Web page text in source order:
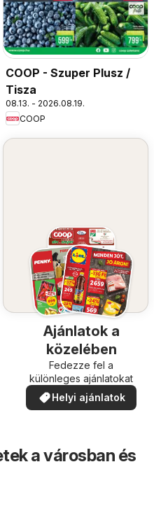
COOP - Szuper Plusz /
Tisza
08.13. - 2026.08.19.
COOP
Ajánlatok a
közelében
Fedezze fel a
különleges ajánlatokat
Helyi ajánlatok
a városban és